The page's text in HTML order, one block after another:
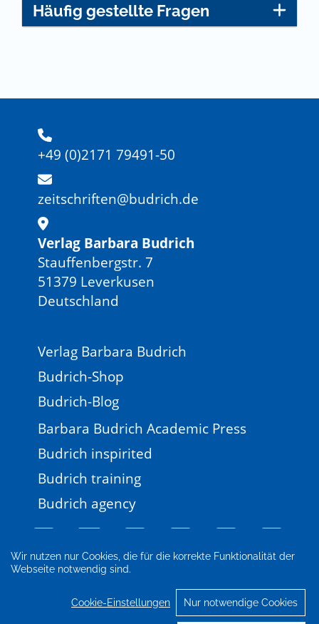
Wir nutzen nur Cookies, die für die korrekte Funktionalität der
Webseite notwendig sind.
Cookie-Einstellungen Nur notwendige Cookies
Häufig gestellte Fragen
+49 (0)2171 79491-50
zeitschriften@budrich.de
Verlag Barbara Budrich
Stauffenbergstr. 7
51379 Leverkusen
Deutschland
Verlag Barbara Budrich
Budrich-Shop
Budrich-Blog
Barbara Budrich Academic Press
Budrich inspirited
Budrich training
Budrich agency
Impressum
Datenschutz
Cookie-Einstellungen